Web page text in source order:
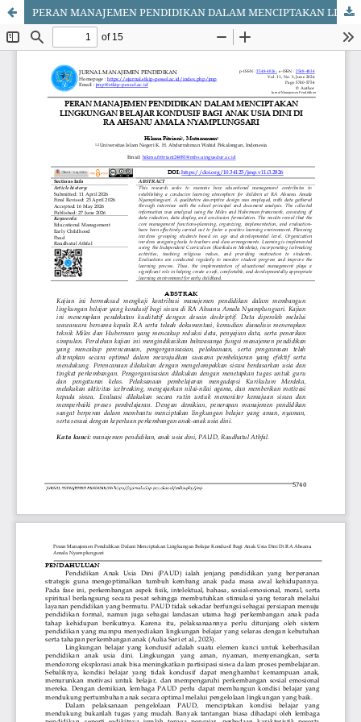
PERAN MANAJEMEN PENDIDIKAN DALAM MENCIPTAKAN LINGKUNGAN BELAJAR KONDUSIF BAGI ANAK USIA DINI DI RA AHSANU AMALA NYAMPLUNGSARI